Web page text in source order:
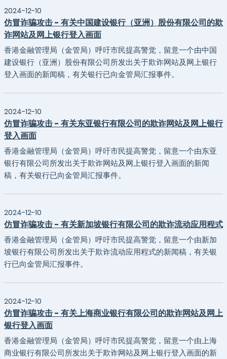
2024-12-10
仿冒诈骗攻击 - 有关中国建设银行（亚洲）股份有限公司的欺
诈网站及网上银行登入画面
香港金融管理局（金管局）呼吁市民提高警觉，留意一个由中国
建设银行（亚洲）股份有限公司所发出关于欺诈网站及网上银行
登入画面的新闻稿，有关银行已向金管局汇报事件。
2024-12-10
仿冒诈骗攻击 - 有关东亚银行有限公司的欺诈网站及网上银行
登入画面
​香港金融管理局（金管局）呼吁市民提高警觉，留意一个由东亚
银行有限公司所发出关于欺诈网站及网上银行登入画面的新闻
稿，有关银行已向金管局汇报事件。
2024-12-10
仿冒诈骗攻击 - 有关新加坡银行有限公司的欺诈流动应用程式
香港金融管理局（金管局）呼吁市民提高警觉，留意一个由新加
坡银行有限公司所发出关于欺诈流动应用程式的新闻稿，有关银
行已向金管局汇报事件。
2024-12-10
仿冒诈骗攻击 - 有关上海商业银行有限公司的欺诈网站及网上
银行登入画面
香港金融管理局（金管局）呼吁市民提高警觉，留意一个由上海
商业银行有限公司所发出关于欺诈网站及网上银行登入画面的新